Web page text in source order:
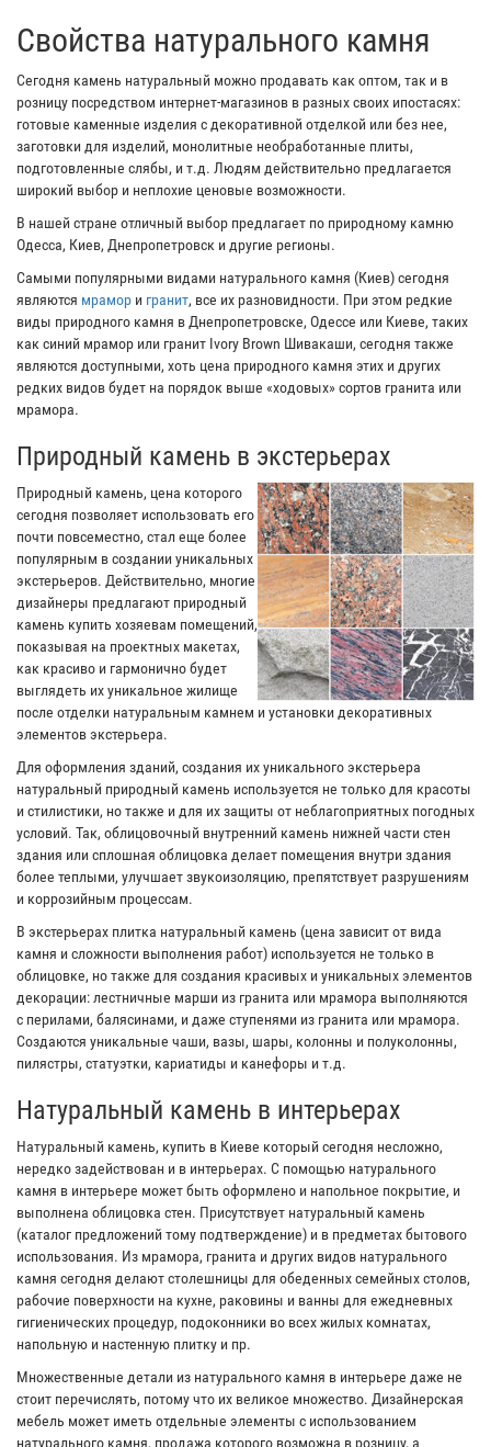
Свойства натурального камня
Сегодня камень натуральный можно продавать как оптом, так и в
розницу посредством интернет-магазинов в разных своих ипостасях:
готовые каменные изделия с декоративной отделкой или без нее,
заготовки для изделий, монолитные необработанные плиты,
подготовленные слябы, и т.д. Людям действительно предлагается
широкий выбор и неплохие ценовые возможности.
В нашей стране отличный выбор предлагает по природному камню
Одесса, Киев, Днепропетровск и другие регионы.
Самыми популярными видами натурального камня (Киев) сегодня
являются мрамор и гранит, все их разновидности. При этом редкие
виды природного камня в Днепропетровске, Одессе или Киеве, таких
как синий мрамор или гранит Ivory Brown Шивакаши, сегодня также
являются доступными, хоть цена природного камня этих и других
редких видов будет на порядок выше «ходовых» сортов гранита или
мрамора.
Природный камень в экстерьерах
Природный камень, цена которого
сегодня позволяет использовать его
почти повсеместно, стал еще более
популярным в создании уникальных
экстерьеров. Действительно, многие
дизайнеры предлагают природный
камень купить хозяевам помещений,
показывая на проектных макетах,
как красиво и гармонично будет
выглядеть их уникальное жилище
после отделки натуральным камнем и установки декоративных
элементов экстерьера.
Для оформления зданий, создания их уникального экстерьера
натуральный природный камень используется не только для красоты
и стилистики, но также и для их защиты от неблагоприятных погодных
условий. Так, облицовочный внутренний камень нижней части стен
здания или сплошная облицовка делает помещения внутри здания
более теплыми, улучшает звукоизоляцию, препятствует разрушениям
и коррозийным процессам.
В экстерьерах плитка натуральный камень (цена зависит от вида
камня и сложности выполнения работ) используется не только в
облицовке, но также для создания красивых и уникальных элементов
декорации: лестничные марши из гранита или мрамора выполняются
с перилами, балясинами, и даже ступенями из гранита или мрамора.
Создаются уникальные чаши, вазы, шары, колонны и полуколонны,
пилястры, статуэтки, кариатиды и канефоры и т.д.
Натуральный камень в интерьерах
Натуральный камень, купить в Киеве который сегодня несложно,
нередко задействован и в интерьерах. С помощью натурального
камня в интерьере может быть оформлено и напольное покрытие, и
выполнена облицовка стен. Присутствует натуральный камень
(каталог предложений тому подтверждение) и в предметах бытового
использования. Из мрамора, гранита и других видов натурального
камня сегодня делают столешницы для обеденных семейных столов,
рабочие поверхности на кухне, раковины и ванны для ежедневных
гигиенических процедур, подоконники во всех жилых комнатах,
напольную и настенную плитку и пр.
Множественные детали из натурального камня в интерьере даже не
стоит перечислять, потому что их великое множество. Дизайнерская
мебель может иметь отдельные элементы с использованием
натурального камня, продажа которого возможна в розницу, а